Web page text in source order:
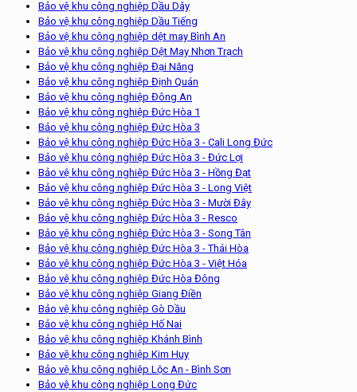
Bảo vệ khu công nghiệp Dầu Dây
Bảo vệ khu công nghiệp Dầu Tiếng
Bảo vệ khu công nghiệp dệt may Bình An
Bảo vệ khu công nghiệp Dệt May Nhơn Trạch
Bảo vệ khu công nghiệp Đại Năng
Bảo vệ khu công nghiệp Định Quán
Bảo vệ khu công nghiệp Đông An
Bảo vệ khu công nghiệp Đức Hòa 1
Bảo vệ khu công nghiệp Đức Hòa 3
Bảo vệ khu công nghiệp Đức Hòa 3 - Cali Long Đức
Bảo vệ khu công nghiệp Đức Hòa 3 - Đức Lợi
Bảo vệ khu công nghiệp Đức Hòa 3 - Hồng Đạt
Bảo vệ khu công nghiệp Đức Hòa 3 - Long Việt
Bảo vệ khu công nghiệp Đức Hòa 3 - Mười Đây
Bảo vệ khu công nghiệp Đức Hòa 3 - Resco
Bảo vệ khu công nghiệp Đức Hòa 3 - Song Tân
Bảo vệ khu công nghiệp Đức Hòa 3 - Thái Hòa
Bảo vệ khu công nghiệp Đức Hòa 3 - Việt Hóa
Bảo vệ khu công nghiệp Đức Hòa Đông
Bảo vệ khu công nghiệp Giang Điền
Bảo vệ khu công nghiệp Gò Dầu
Bảo vệ khu công nghiệp Hố Nai
Bảo vệ khu công nghiệp Khánh Bình
Bảo vệ khu công nghiệp Kim Huy
Bảo vệ khu công nghiệp Lộc An - Bình Sơn
Bảo vệ khu công nghiệp Long Đức